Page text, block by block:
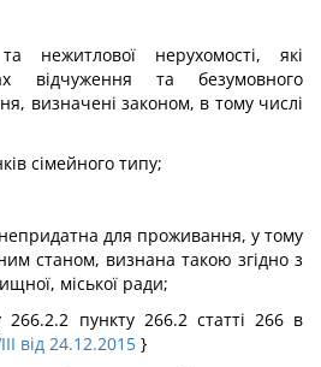
нежитлової нерухомості, які
відчуження та безумовного
визначені законом, в тому числі
сімейного типу;
для проживання, у тому
станом, визнана такою згідно з
міської ради;
266.2.2 пункту 266.2 статті 266 в
від 24.12.2015 }